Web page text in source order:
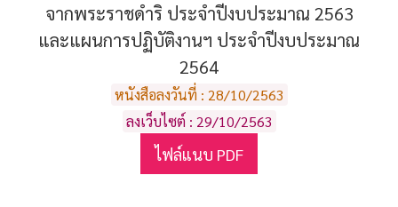
จากพระราชดำริ ประจำปีงบประมาณ 2563
และแผนการปฏิบัติงานฯ ประจำปีงบประมาณ
2564
หนังสือลงวันที่ : 28/10/2563
ลงเว็บไซต์ : 29/10/2563
ไฟล์แนบ PDF